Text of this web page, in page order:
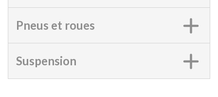
Pneus et roues
Suspension